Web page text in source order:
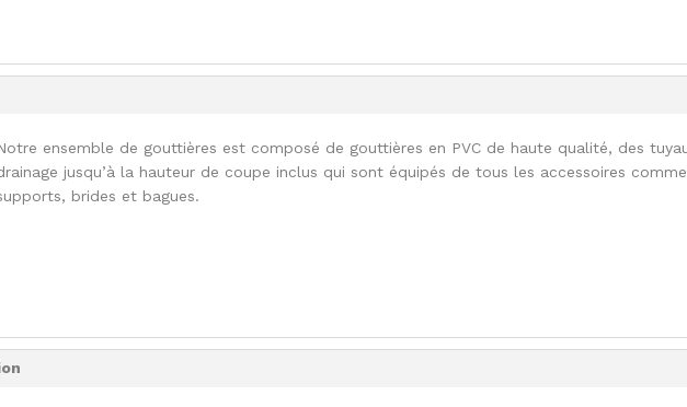
ensemble de gouttières est composé de gouttières en PVC de haute qualité, des
jusqu’à la hauteur de coupe inclus qui sont équipés de tous les accessoires
brides et bagues.